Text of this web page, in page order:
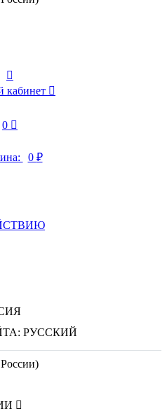
кабинет
0
0 ₽
РУССКИЙ